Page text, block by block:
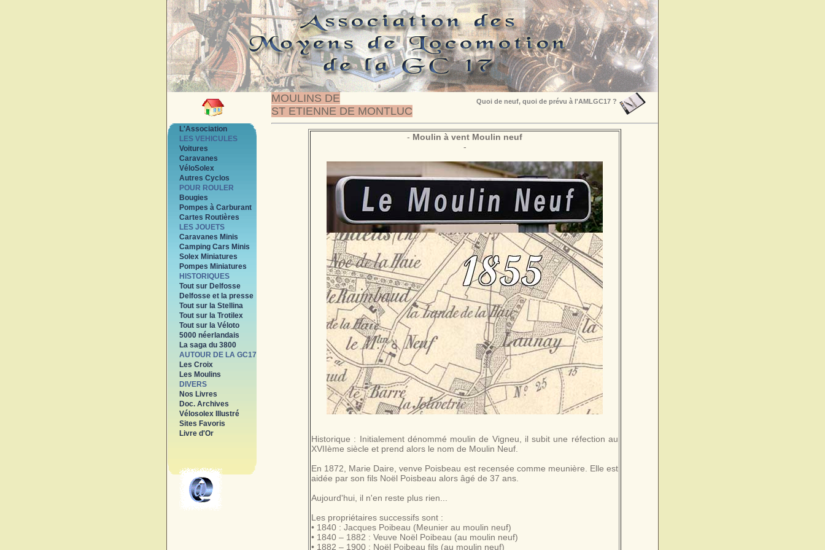
MOULINS DE
ST ETIENNE DE MONTLUC
Quoi de neuf, quoi de prévu à l'AMLGC17 ?
L'Association
LES VEHICULES
Voitures
Caravanes
VéloSolex
Autres Cyclos
POUR ROULER
Bougies
Pompes à Carburant
Cartes Routières
LES JOUETS
Caravanes Minis
Camping Cars Minis
Solex Miniatures
Pompes Miniatures
HISTORIQUES
Tout sur Delfosse
Delfosse et la presse
Tout sur la Stellina
Tout sur la Trotilex
Tout sur la Véloto
5000 néerlandais
La saga du 3800
AUTOUR DE LA GC17
Les Croix
Les Moulins
DIVERS
Nos Livres
Doc. Archives
Vélosolex Illustré
Sites Favoris
Livre d'Or
- Moulin à vent Moulin neuf
-
Historique : Initialement dénommé moulin de Vigneu, il subit une réfection au
XVIIème siècle et prend alors le nom de Moulin Neuf.
En 1872, Marie Daire, venve Poisbeau est recensée comme meunière. Elle est
aidée par son fils Noël Poisbeau alors âgé de 37 ans.
Aujourd'hui, il n'en reste plus rien...
Les propriétaires successifs sont :
• 1840 : Jacques Poibeau (Meunier au moulin neuf)
• 1840 – 1882 : Veuve Noël Poibeau (au moulin neuf)
• 1882 – 1900 : Noël Poibeau fils (au moulin neuf)